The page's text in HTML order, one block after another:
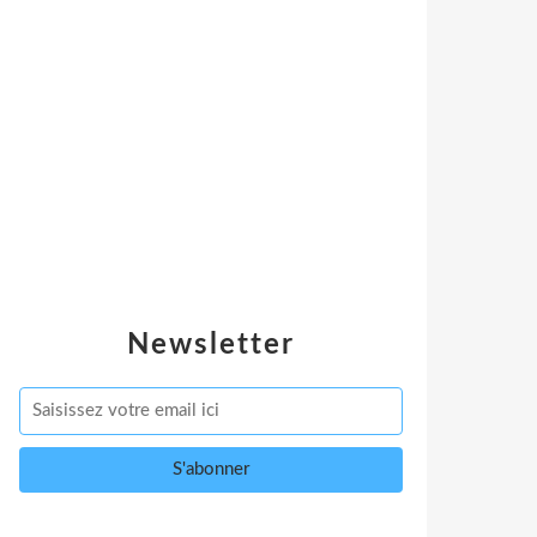
Newsletter